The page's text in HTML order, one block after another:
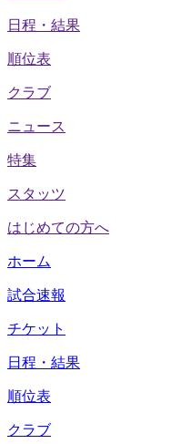
日程・結果
順位表
クラブ
ニュース
特集
スタッツ
はじめての方へ
ホーム
試合速報
チケット
日程・結果
順位表
クラブ